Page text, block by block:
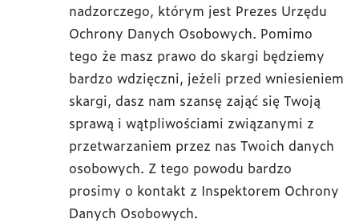
nadzorczego, którym jest Prezes Urzędu
Ochrony Danych Osobowych. Pomimo
tego że masz prawo do skargi będziemy
bardzo wdzięczni, jeżeli przed wniesieniem
skargi, dasz nam szansę zająć się Twoją
sprawą i wątpliwościami związanymi z
przetwarzaniem przez nas Twoich danych
osobowych. Z tego powodu bardzo
prosimy o kontakt z Inspektorem Ochrony
Danych Osobowych.